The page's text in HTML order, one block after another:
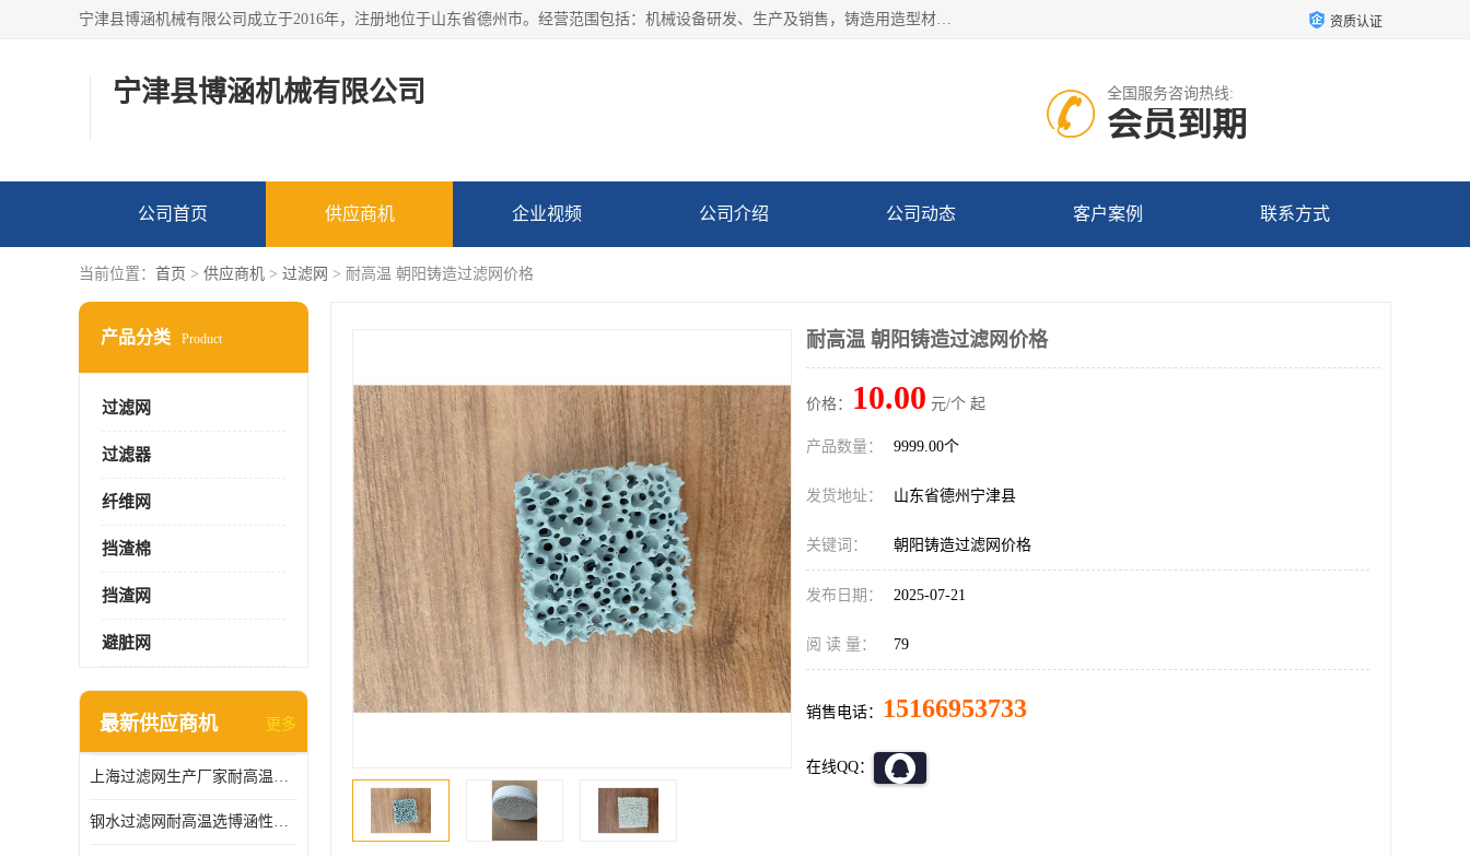
宁津县博涵机械有限公司成立于2016年，注册地位于山东省德州市。经营范围包括：机械设备研发、生产及销售，铸造用造型材料生产、销售，玻璃纤维及制品制造、销售，汽车零配件零售，机械零件、零部件加工，机械零件、零部件销售等；主要产品有：纤维过滤网,陶瓷过滤器,泡沫陶瓷过滤器,耐高温纤维过滤器,铸铁过滤器,铸铜过滤网,铸铝过滤网,铝轮毂过滤网,高效过滤网,高效陶瓷过滤网,高效纤维过滤网。 资质认证
宁津县博涵机械有限公司 全国服务咨询热线:
会员到期
公司首页 供应商机 企业视频 公司介绍 公司动态 客户案例 联系方式
当前位置： 首页 > 供应商机 > 过滤网 > 耐高温 朝阳铸造过滤网价格
产品分类 Product
过滤网
过滤器
纤维网
挡渣棉
挡渣网
避脏网
最新供应商机 更多
上海过滤网生产厂家耐高温可定制供应及时
钢水过滤网耐高温选博涵性能稳定价格合适
耐高温 朝阳铸造过滤网价格
价格： 10.00 元/个 起
产品数量： 9999.00个
发货地址： 山东省德州宁津县
关键词： 朝阳铸造过滤网价格
发布日期： 2025-07-21
阅 读 量： 79
销售电话： 15166953733
在线QQ：